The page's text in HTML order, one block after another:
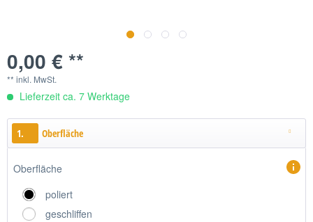
0,00 € **
** inkl. MwSt.
Lieferzeit ca. 7 Werktage
1. Oberfläche
Oberfläche
poliert
geschliffen